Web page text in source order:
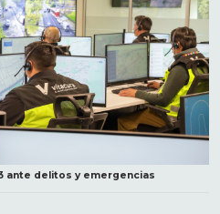
ante delitos y emergencias